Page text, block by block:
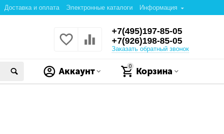
Доставка и оплата Электронные каталоги Информация
+7(495)197-85-05
+7(926)198-85-05
Заказать обратный звонок
0
Корзина
Аккаунт